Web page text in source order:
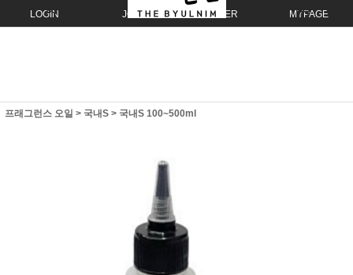
LOGIN JOIN ORDER MYPAGE
프래그런스 오일 > 국내S > 국내S 100~500ml